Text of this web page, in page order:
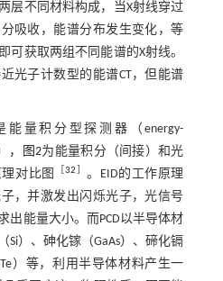
层不同材料构成，当X射线穿过
吸收，能谱分布发生变化，等
可获取两组不同能谱的X射线。
光子计数型的能谱CT，但能谱
量积分型探测器（energy-
，
图2为能量积分（间接）和光
对比图
［32
。EID的工作原理
，并激发出闪烁光子，光信号
出能量大小。而PCD以半导体材
Si）、砷化镓（GaAs）、碲化镉
）等，利用半导体材料产生一